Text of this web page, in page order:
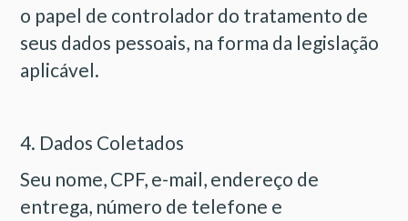
o papel de controlador do tratamento de
seus dados pessoais, na forma da legislação
aplicável.
4. Dados Coletados
Seu nome, CPF, e-mail, endereço de
entrega, número de telefone e